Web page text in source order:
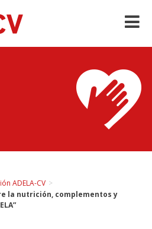
ADELA-CV >
la nutrición, complementos y